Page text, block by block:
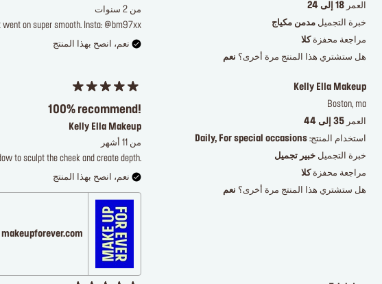
العمر 18 إلى 24
خبرة التجميل مدمن مكياج
مراجعة محفزة كلا
هل ستشتري هذا المنتج مرة أخرى؟ نعم
من 2 سنوات
on super smooth. Insta: @bm97xx
نعم، انصح بهذا المنتج
Kelly Ella Makeup
Boston, ma
العمر 35 إلى 44
استخدام المنتج: Daily, For special occasions
خبرة التجميل خبير تجميل
مراجعة محفزة كلا
هل ستشتري هذا المنتج مرة أخرى؟ نعم
100% recommend!
Kelly Ella Makeup
من 11 أشهر
to sculpt the cheek and create depth.
نعم، انصح بهذا المنتج
makeupforever.com نشرت أولاً على